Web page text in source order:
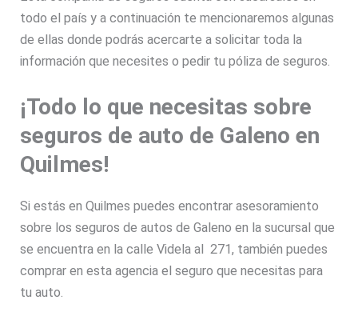
todo el país y a continuación te mencionaremos algunas
de ellas donde podrás acercarte a solicitar toda la
información que necesites o pedir tu póliza de seguros.
¡Todo lo que necesitas sobre
seguros de auto de Galeno en
Quilmes!
Si estás en Quilmes puedes encontrar asesoramiento
sobre los seguros de autos de Galeno en la sucursal que
se encuentra en la calle Videla al 271, también puedes
comprar en esta agencia el seguro que necesitas para
tu auto.